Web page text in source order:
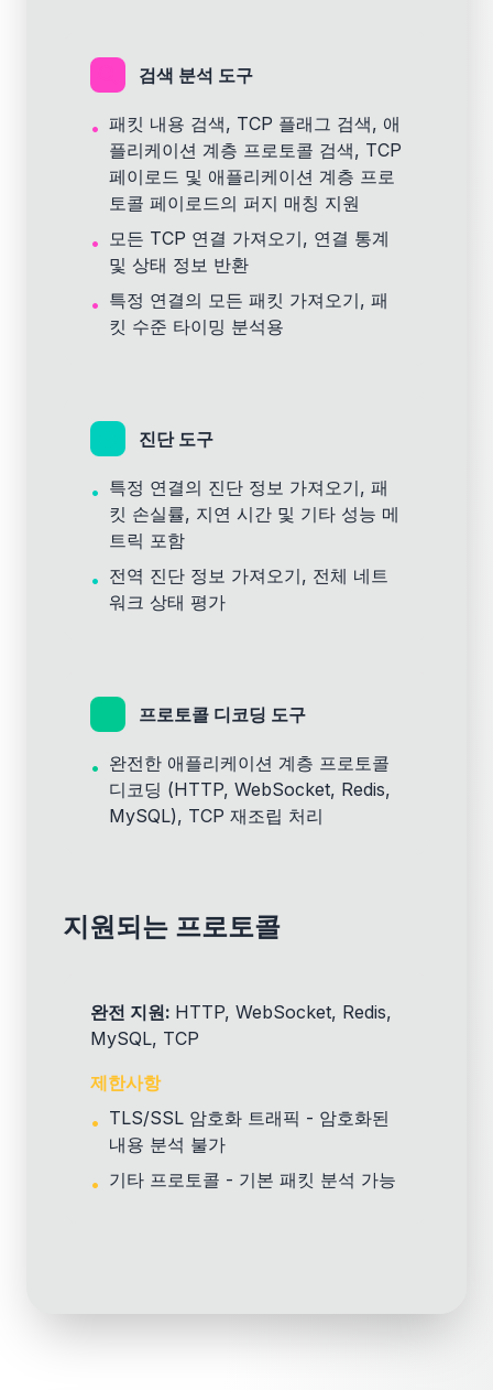
검색 분석 도구
• 패킷 내용 검색, TCP 플래그 검색, 애
플리케이션 계층 프로토콜 검색, TCP
페이로드 및 애플리케이션 계층 프로
토콜 페이로드의 퍼지 매칭 지원
•
모든 TCP 연결 가져오기, 연결 통계
및 상태 정보 반환
• 특정 연결의 모든 패킷 가져오기, 패
킷 수준 타이밍 분석용
진단 도구
• 특정 연결의 진단 정보 가져오기, 패
킷 손실률, 지연 시간 및 기타 성능 메
트릭 포함
• 전역 진단 정보 가져오기, 전체 네트
워크 상태 평가
프로토콜 디코딩 도구
• 완전한 애플리케이션 계층 프로토콜
디코딩 (HTTP, WebSocket, Redis,
MySQL), TCP 재조립 처리
지원되는 프로토콜
완전 지원: HTTP, WebSocket, Redis,
MySQL, TCP
제한사항
• TLS/SSL 암호화 트래픽 - 암호화된
내용 분석 불가
• 기타 프로토콜 - 기본 패킷 분석 가능